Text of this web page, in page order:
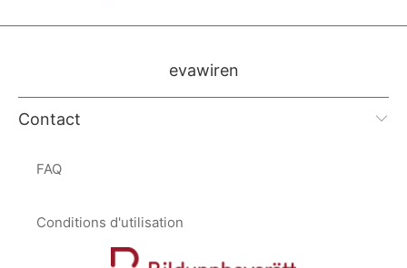
evawiren
Contact
FAQ
Conditions d'utilisation